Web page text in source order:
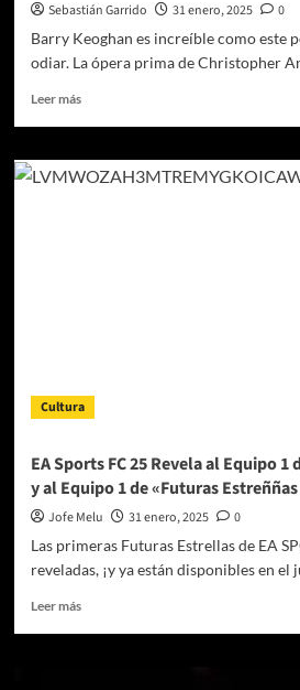
Sebastián Garrido 31 enero, 2025
0
Barry Keoghan es increíble como este
odiar. La ópera prima de Christopher
Leer másLeer
‘Acaba
con
Cultura
EA Sports FC 25 Revela al Equipo
y al Equipo 1 de «Futuras
Jofe Melu 31 enero, 2025
0
Las primeras Futuras Estrellas de EA
reveladas, ¡y ya están disponibles en el
Leer másLeer